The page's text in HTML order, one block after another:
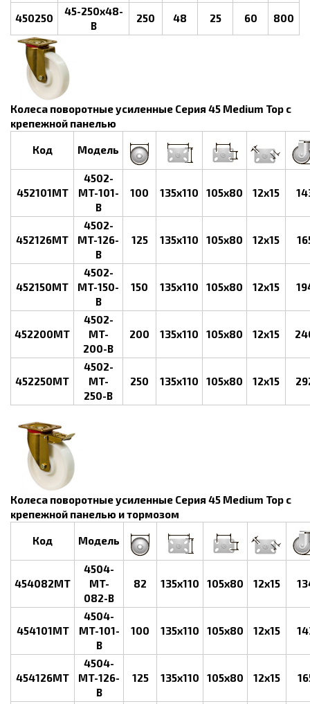
450250
45-250х48-
B
250 48 25 60 800
Колеса поворотные усиленные Серия 45 Medium Top с
крепежной панелью
Код Модель
452101MT
4502-
MT-101-
B
100 135x110 105x80 12x15
452126MT
4502-
MT-126-
B
125 135x110 105x80 12x15
452150MT
4502-
MT-150-
B
150 135x110 105x80 12x15
452200MT
4502-
MT-
200-B
200 135x110 105x80 12x15
452250MT
4502-
MT-
250-B
250 135x110 105x80 12x15
Колеса поворотные усиленные Серия 45 Medium Top с
крепежной панелью и тормозом
Код Модель
454082MT
4504-
MT-
082-B
82 135x110 105x80 12x15
454101MT
4504-
MT-101-
B
100 135x110 105x80 12x15
454126MT
4504-
MT-126-
B
125 135x110 105x80 12x15